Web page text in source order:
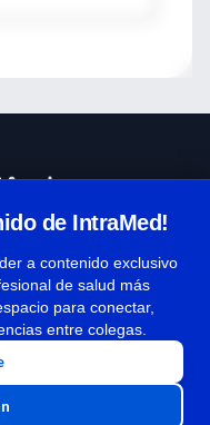
de IntraMed!
a contenido exclusivo
de salud más
para conectar,
entre colegas.
1997-2026